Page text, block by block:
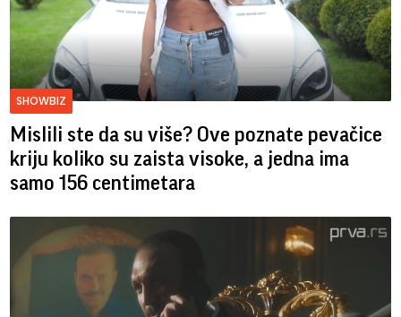
SHOWBIZ
Mislili ste da su više? Ove poznate pevačice
kriju koliko su zaista visoke, a jedna ima
samo 156 centimetara